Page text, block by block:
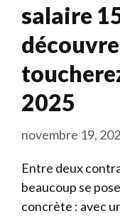
salaire
2025
novembre 19,
Entre deux
beaucoup se
concrète : avec